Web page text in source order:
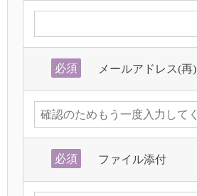
必須 メールアドレス(再)
必須 ファイル添付